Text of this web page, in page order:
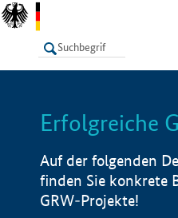
LISTE
Erfolgreiche
Auf der folgenden
finden Sie konkrete
GRW-Projekte!